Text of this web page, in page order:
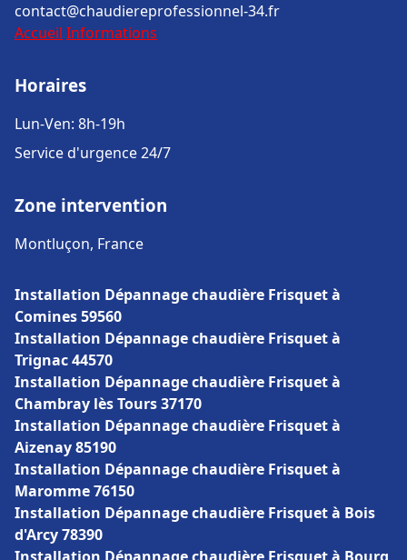
contact@chaudiereprofessionnel-34.fr
Accueil Informations
Horaires
Lun-Ven: 8h-19h
Service d'urgence 24/7
Zone intervention
Montluçon, France
Installation Dépannage chaudière Frisquet à
Comines 59560
Installation Dépannage chaudière Frisquet à
Trignac 44570
Installation Dépannage chaudière Frisquet à
Chambray lès Tours 37170
Installation Dépannage chaudière Frisquet à
Aizenay 85190
Installation Dépannage chaudière Frisquet à
Maromme 76150
Installation Dépannage chaudière Frisquet à Bois
d'Arcy 78390